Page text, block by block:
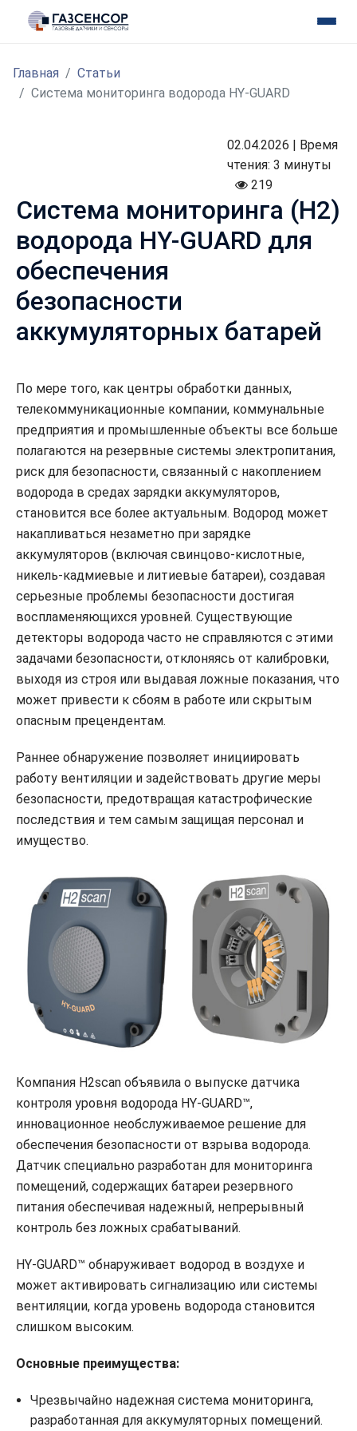
Главная
Статьи
Система мониторинга водорода HY-GUARD
02.04.2026 | Время
чтения: 3 минуты
219
Система мониторинга (Н2)
водорода HY-GUARD для
обеспечения
безопасности
аккумуляторных батарей
По мере того, как центры обработки данных,
телекоммуникационные компании, коммунальные
предприятия и промышленные объекты все больше
полагаются на резервные системы электропитания,
риск для безопасности, связанный с накоплением
водорода в средах зарядки аккумуляторов,
становится все более актуальным. Водород может
накапливаться незаметно при зарядке
аккумуляторов (включая свинцово-кислотные,
никель-кадмиевые и литиевые батареи), создавая
серьезные проблемы безопасности достигая
воспламеняющихся уровней. Существующие
детекторы водорода часто не справляются с этими
задачами безопасности, отклоняясь от калибровки,
выходя из строя или выдавая ложные показания, что
может привести к сбоям в работе или скрытым
опасным прецендентам.
Раннее обнаружение позволяет инициировать
работу вентиляции и задействовать другие меры
безопасности, предотвращая катастрофические
последствия и тем самым защищая персонал и
имущество.
Компания H2scan объявила о выпуске датчика
контроля уровня водорода HY-GUARD™,
инновационное необслуживаемое решение для
обеспечения безопасности от взрыва водорода.
Датчик специально разработан для мониторинга
помещений, содержащих батареи резервного
питания обеспечивая надежный, непрерывный
контроль без ложных срабатываний.
HY-GUARD™ обнаруживает водород в воздухе и
может активировать сигнализацию или системы
вентиляции, когда уровень водорода становится
слишком высоким.
Основные преимущества:
Чрезвычайно надежная система мониторинга,
разработанная для аккумуляторных помещений.